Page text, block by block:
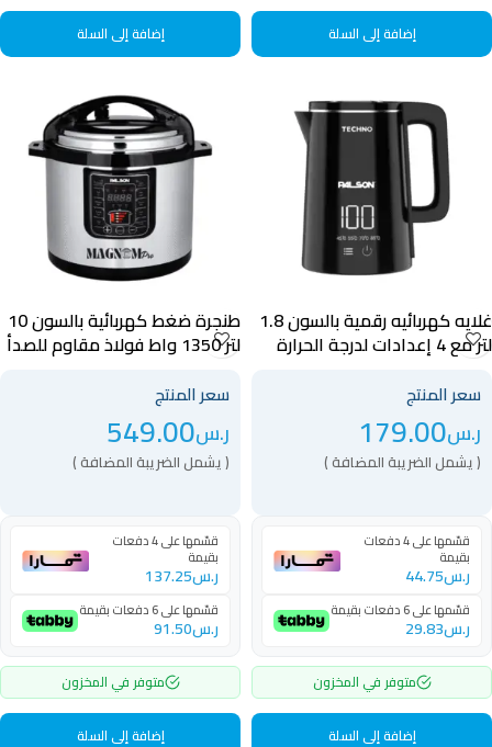
إضافة إلى السلة إضافة إلى السلة
غلايه كهربائيه رقمية بالسون 1.8
لتر مع 4 إعدادات لدرجة الحرارة
40042
سعر المنتج
ر.س179.00
( يشمل الضريبة المضافة )
قسّمها على 4 دفعات
بقيمة
ر.س44.75
قسّمها على 6 دفعات بقيمة
ر.س29.83
متوفر في المخزون
إضافة إلى السلة
طنجرة ضغط كهربائية بالسون 10
لتر 1350 واط فولاذ مقاوم للصدأ
– 40036
سعر المنتج
ر.س549.00
( يشمل الضريبة المضافة )
قسّمها على 4 دفعات
بقيمة
ر.س137.25
قسّمها على 6 دفعات بقيمة
ر.س91.50
متوفر في المخزون
إضافة إلى السلة